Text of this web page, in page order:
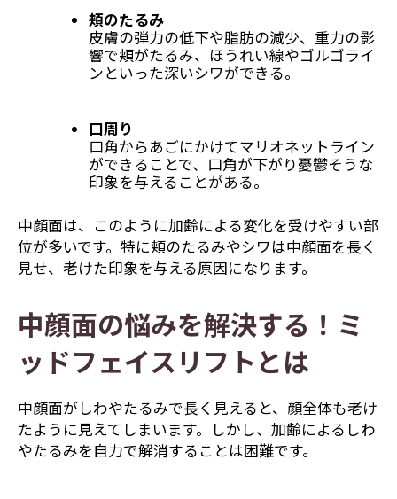
頬のたるみ
皮膚の弾力の低下や脂肪の減少、重力の影
響で頬がたるみ、ほうれい線やゴルゴライ
ンといった深いシワができる。
口周り
口角からあごにかけてマリオネットライン
ができることで、口角が下がり憂鬱そうな
印象を与えることがある。
中顔面は、このように加齢による変化を受けやすい部
位が多いです。特に頬のたるみやシワは中顔面を長く
見せ、老けた印象を与える原因になります。
中顔面の悩みを解決する！ミ
ッドフェイスリフトとは
中顔面がしわやたるみで長く見えると、顔全体も老け
たように見えてしまいます。しかし、加齢によるしわ
やたるみを自力で解消することは困難です。